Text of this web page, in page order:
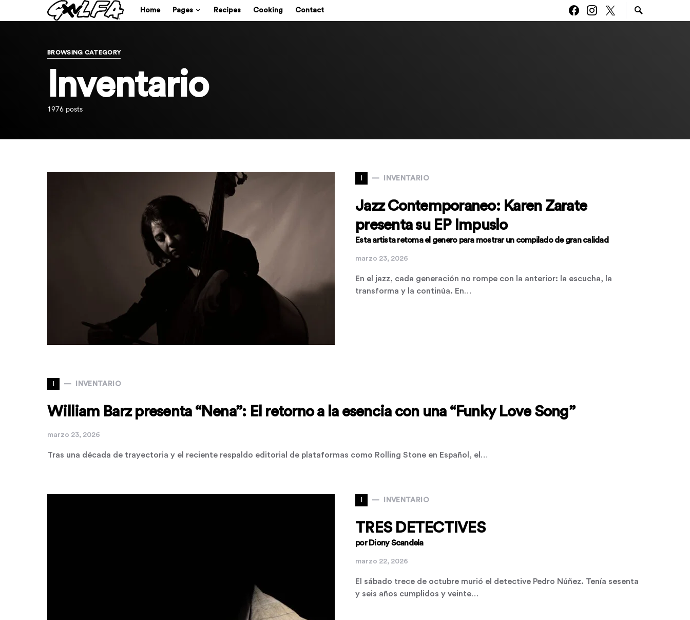
Home Pages Recipes Cooking Contact
BROWSING CATEGORY
Inventario
1976 posts
I INVENTARIO
Jazz Contemporaneo: Karen Zarate
presenta su EP Impuslo
Esta artista retoma el genero para mostrar un compilado de gran calidad
marzo 23, 2026
En el jazz, cada generación no rompe con la anterior: la escucha, la
transforma y la continúa. En…
I INVENTARIO
William Barz presenta “Nena”: El retorno a la esencia con una “Funky Love Song”
marzo 23, 2026
Tras una década de trayectoria y el reciente respaldo editorial de plataformas como Rolling Stone en Español, el…
I INVENTARIO
TRES DETECTIVES
por Diony Scandela
marzo 22, 2026
El sábado trece de octubre murió el detective Pedro Núñez. Tenía sesenta
y seis años cumplidos y veinte…